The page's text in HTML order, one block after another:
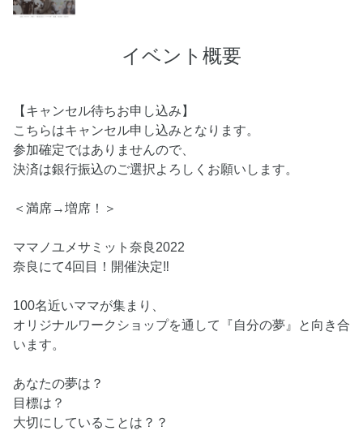
イベント概要
【キャンセル待ちお申し込み】
こちらはキャンセル申し込みとなります。
参加確定ではありませんので、
決済は銀行振込のご選択よろしくお願いします。
＜満席→増席！＞
ママノユメサミット奈良2022
奈良にて4回目！開催決定‼️
100名近いママが集まり、
オリジナルワークショップを通して『自分の夢』と向き合
います。
あなたの夢は？
目標は？
大切にしていることは？？